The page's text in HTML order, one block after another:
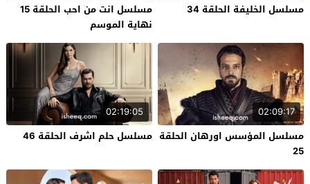
مسلسل الخليفة الحلقة 34
مسلسل انت من احب الحلقة 15
نهاية الموسم
02:09:17
مسلسل المؤسس اورهان الحلقة
25
02:19:05
مسلسل حلم اشرف الحلقة 46